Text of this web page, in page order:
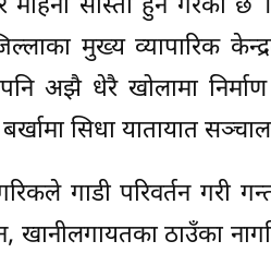
महिना सास्ती हुने गरेको छ
मुख्य व्यापारिक
अझै धेरै खोलामा
सिधा यातायात
गाडी परिवर्तन गरी
खानीलगायतका ठाउँका